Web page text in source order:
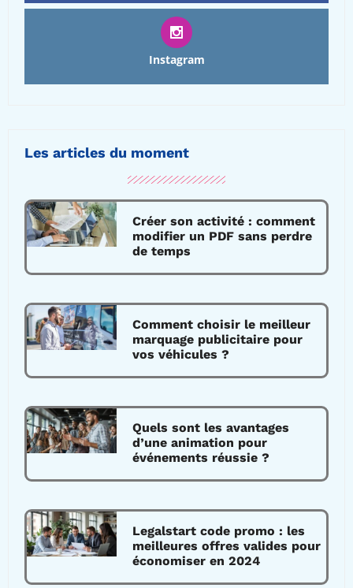
Instagram
Les articles du moment
Créer son activité : comment
modifier un PDF sans perdre
de temps
Comment choisir le meilleur
marquage publicitaire pour
vos véhicules ?
Quels sont les avantages
d’une animation pour
événements réussie ?
Legalstart code promo : les
meilleures offres valides pour
économiser en 2024